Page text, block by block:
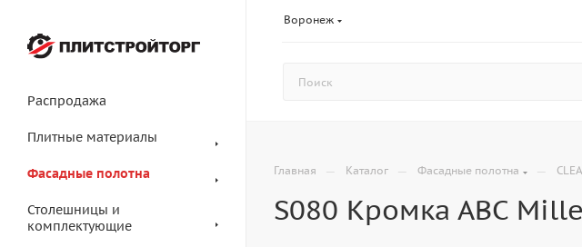
Воронеж
Распродажа
Плитные материалы
Фасадные полотна
Столешницы и
комплектующие
Главная — Каталог — Фасадные полотна —
S080 Кромка АВС